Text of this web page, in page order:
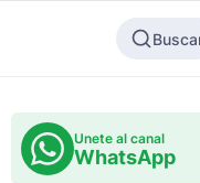
Unete al canal
WhatsApp